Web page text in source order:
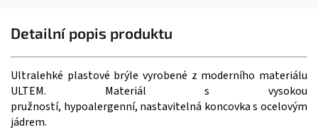
Detailní popis produktu
Ultralehké plastové brýle vyrobené z moderního materiálu
ULTEM. Materiál s vysokou
pružností, hypoalergenní, nastavitelná koncovka s ocelovým
jádrem.